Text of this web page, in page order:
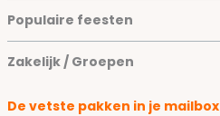
Populaire feesten
Zakelijk / Groepen
De vetste pakken in je mailbox